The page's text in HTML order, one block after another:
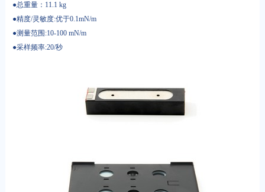
●总重量：11.1 kg
●精度/灵敏度:优于0.1mN/m
●测量范围:10-100 mN/m
●采样频率:20/秒